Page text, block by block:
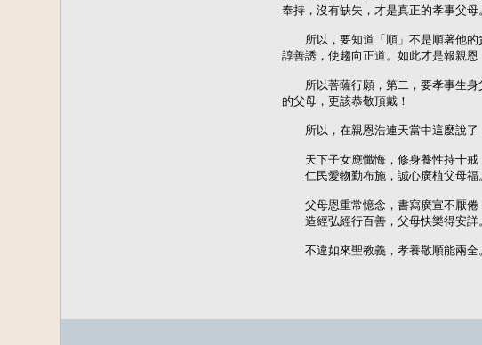
奉持，沒有缺失，才是真正的孝事父母
所以，要知道「順」不是順著他的
諄善誘，使趨向正道。如此才是報親恩
所以菩薩行願，第二，要孝事生身
的父母，更該恭敬頂戴！
所以，在親恩浩連天當中這麼說了
天下子女應懺悔，修身養性持十戒
仁民愛物勤布施，誠心廣植父母福
父母恩重常憶念，書寫廣宣不厭倦
造經弘經行百善，父母快樂得安詳
不違如來聖教義，孝養敬順能兩全